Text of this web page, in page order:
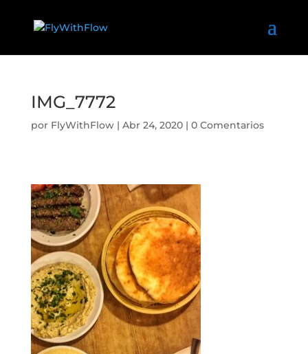
IMG_7772
por FlyWithFlow| Abr 24, 2020| 0 Comentarios